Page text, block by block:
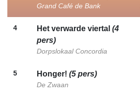
Grand Café de Bank
4 Het verwarde viertal (4
pers)
Dorpslokaal Concordia
5 Honger! (5 pers)
De Zwaan